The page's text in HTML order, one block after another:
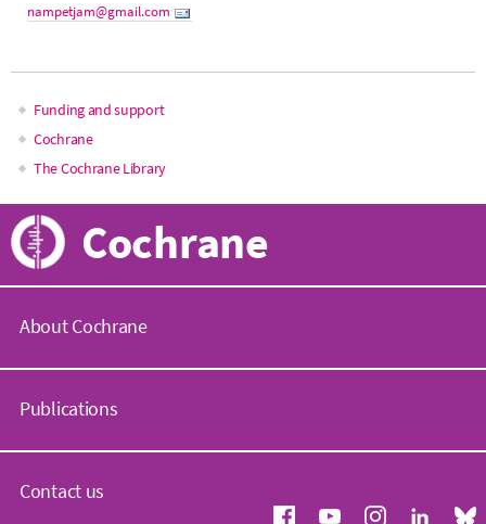
nampetjam@gmail.com
Main
Funding and support
Cochrane
The Cochrane Library
Cochrane
About Cochrane
o
h
a
n
Publications
o
Contact us